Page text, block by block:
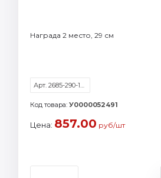
Награда 2 место, 29 см
Арт. 2685-290-102
Код товара: У0000052491
Цена: 857.00 руб/шт